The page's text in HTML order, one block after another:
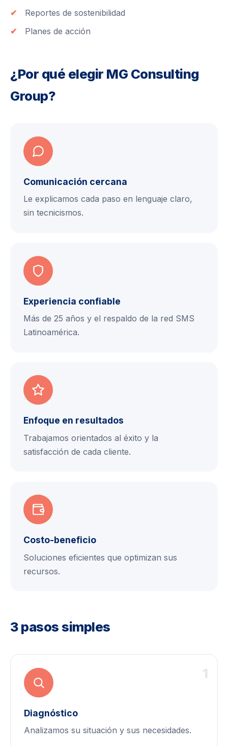
Reportes de sostenibilidad
Planes de acción
¿Por qué elegir MG Consulting
Group?
Comunicación cercana
Le explicamos cada paso en lenguaje claro,
sin tecnicismos.
Experiencia confiable
Más de 25 años y el respaldo de la red SMS
Latinoamérica.
Enfoque en resultados
Trabajamos orientados al éxito y la
satisfacción de cada cliente.
Costo-beneficio
Soluciones eficientes que optimizan sus
recursos.
3 pasos simples
1
Diagnóstico
Analizamos su situación y sus necesidades.